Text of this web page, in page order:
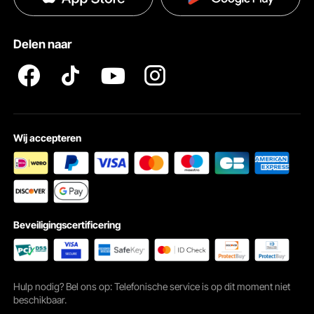
Delen naar
Wij accepteren
Beveiligingscertificering
Hulp nodig? Bel ons op: Telefonische service is op dit moment niet
beschikbaar.